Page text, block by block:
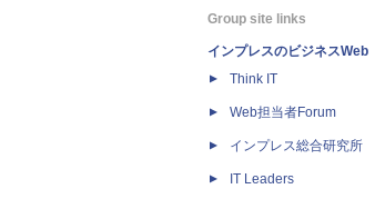
Group site links
インプレスのビジネスWeb
Think IT
Web担当者Forum
インプレス総合研究所
IT Leaders